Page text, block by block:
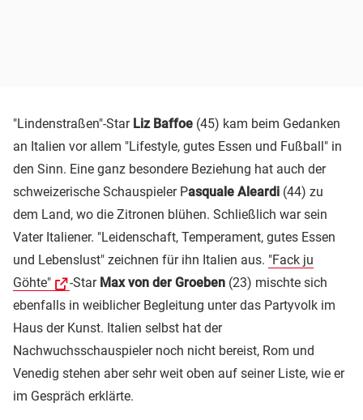
"Lindenstraßen"-Star Liz Baffoe (45) kam beim Gedanken
an Italien vor allem "Lifestyle, gutes Essen und Fußball" in
den Sinn. Eine ganz besondere Beziehung hat auch der
schweizerische Schauspieler Pasquale Aleardi (44) zu
dem Land, wo die Zitronen blühen. Schließlich war sein
Vater Italiener. "Leidenschaft, Temperament, gutes Essen
und Lebenslust" zeichnen für ihn Italien aus. "Fack ju
Göhte"
-Star Max von der Groeben (23) mischte sich
ebenfalls in weiblicher Begleitung unter das Partyvolk im
Haus der Kunst. Italien selbst hat der
Nachwuchsschauspieler noch nicht bereist, Rom und
Venedig stehen aber sehr weit oben auf seiner Liste, wie er
im Gespräch erklärte.